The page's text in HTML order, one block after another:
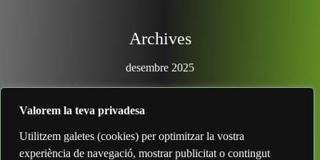
Valorem la teva privadesa
Utilitzem galetes (cookies) per optimitzar la vostra
experiència de navegació, mostrar publicitat o contingut
Archives
desembre 2025
Meta